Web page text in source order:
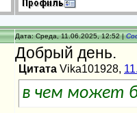
Дата: Среда, 11.06.2025, 12:52 |
Добрый день.
Цитата Vika101928,
в чем может